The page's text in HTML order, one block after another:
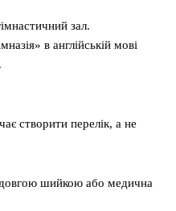
зал.
в англійській мові
створити перелік, а не
шийкою або медична